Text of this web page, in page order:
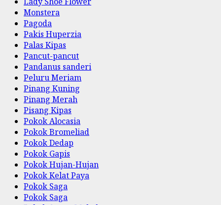
Monstera
Pagoda
Pakis Huperzia
Palas Kipas
Pancut-pancut
Pandanus sanderi
Peluru Meriam
Pinang Kuning
Pinang Merah
Pisang Kipas
Pokok Alocasia
Pokok Bromeliad
Pokok Dedap
Pokok Gapis
Pokok Hujan-Hujan
Pokok Kelat Paya
Pokok Saga
Pokok Saga